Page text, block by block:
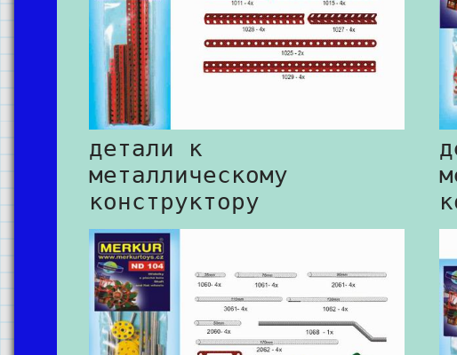
детали к
металлическому
конструктору